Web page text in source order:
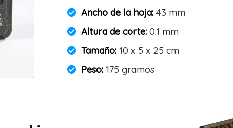
Ancho de la hoja: 43 mm
Altura de corte:0.1 mm
Tamaño:10 x 5 x 25 cm
Peso:175 gramos